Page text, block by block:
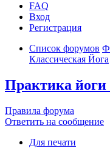
FAQ
Вход
Регистрация
Список форумов
Классическая Йога
Практика
Правила форума
Ответить на сообщение
Для печати